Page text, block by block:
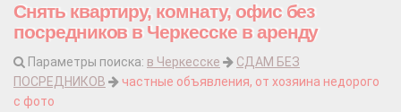
Снять квартиру, комнату, офис без
посредников в Черкесске в аренду
Параметры поиска: в Черкесске
СДАМ БЕЗ
ПОСРЕДНИКОВ
частные объявления, от хозяина недорого
с фото